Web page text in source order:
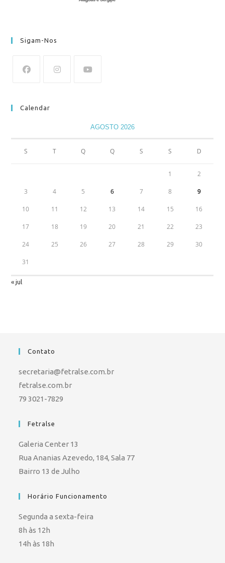
Sigam-Nos
Calendar
AGOSTO 2026
S T Q Q S S D
1 2
3 4 5 6 7 8 9
10 11 12 13 14 15 16
17 18 19 20 21 22 23
24 25 26 27 28 29 30
31
« jul
Contato
secretaria@fetralse.com.br
fetralse.com.br
79 3021-7829
Fetralse
Galeria Center 13
Rua Ananias Azevedo, 184, Sala 77
Bairro 13 de Julho
Horário Funcionamento
Segunda a sexta-feira
8h às 12h
14h às 18h